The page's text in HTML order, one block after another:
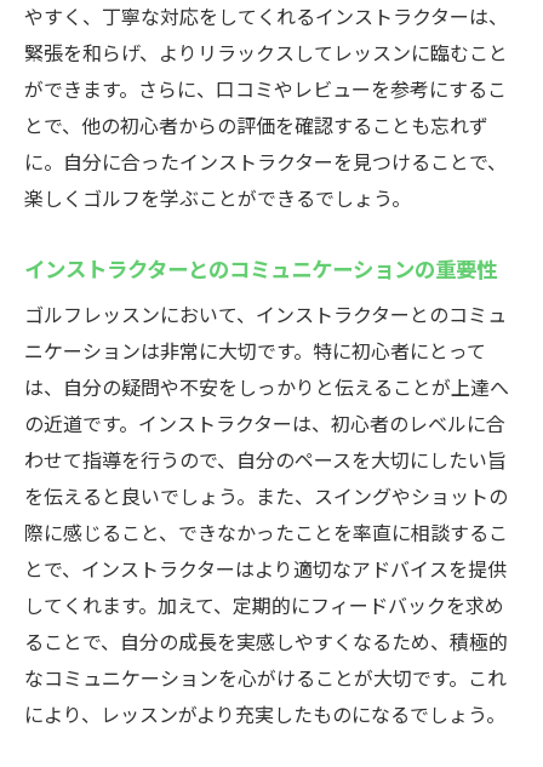
やすく、丁寧な対応をしてくれるインストラクターは、
緊張を和らげ、よりリラックスしてレッスンに臨むこと
ができます。さらに、口コミやレビューを参考にするこ
とで、他の初心者からの評価を確認することも忘れず
に。自分に合ったインストラクターを見つけることで、
楽しくゴルフを学ぶことができるでしょう。
インストラクターとのコミュニケーションの重要性
ゴルフレッスンにおいて、インストラクターとのコミュ
ニケーションは非常に大切です。特に初心者にとって
は、自分の疑問や不安をしっかりと伝えることが上達へ
の近道です。インストラクターは、初心者のレベルに合
わせて指導を行うので、自分のペースを大切にしたい旨
を伝えると良いでしょう。また、スイングやショットの
際に感じること、できなかったことを率直に相談するこ
とで、インストラクターはより適切なアドバイスを提供
してくれます。加えて、定期的にフィードバックを求め
ることで、自分の成長を実感しやすくなるため、積極的
なコミュニケーションを心がけることが大切です。これ
により、レッスンがより充実したものになるでしょう。